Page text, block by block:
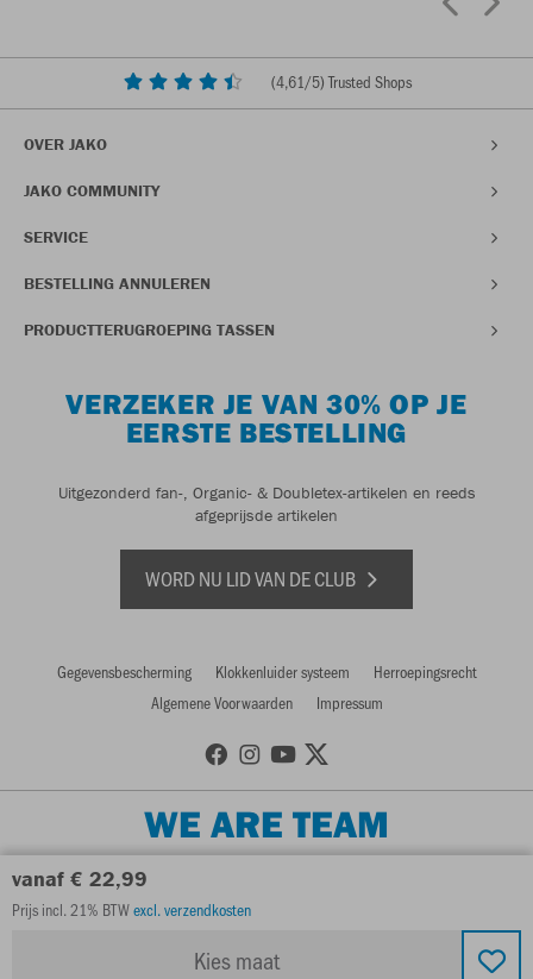
vanaf € 22,99
Prijs incl. 21% BTWexcl. verzendkosten
Kies maat
(4,61/5) Trusted Shops
OVER JAKO
JAKO COMMUNITY
SERVICE
BESTELLING ANNULEREN
PRODUCTTERUGROEPING TASSEN
VERZEKER JE VAN 30% OP JE
EERSTE BESTELLING
Uitgezonderd fan-, Organic- & Doubletex-artikelen en reeds
afgeprijsde artikelen
WORD NU LID VAN DE CLUB
Gegevensbescherming Klokkenluider systeem
Herroepingsrecht
Algemene Voorwaarden
Impressum
WE ARE TEAM